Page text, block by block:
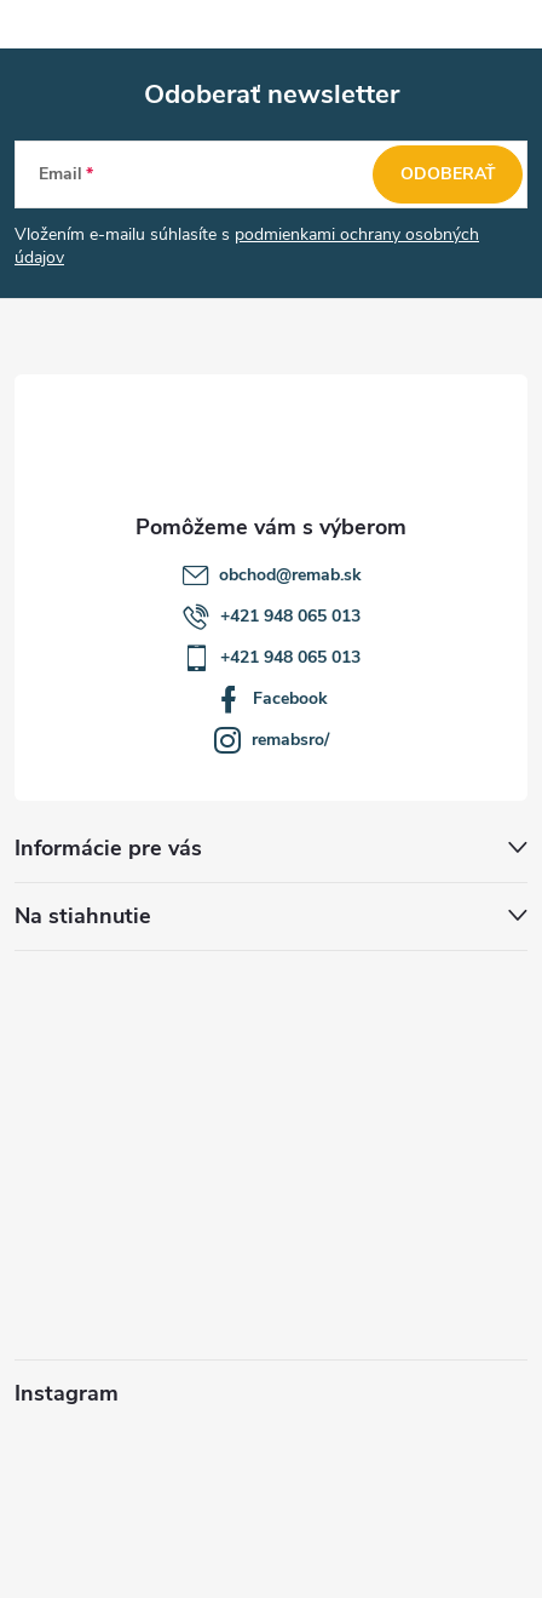
Z
á
p
Odoberať newsletter
Email
Vložením e-mailu súhlasíte s podmienkami ochrany osobných
údajov
ODOBERAŤ
Informácie pre vás
Na stiahnutie
Instagram
obchod@remab.sk
+421 948 065 013
+421 948 065 013
Facebook
remabsro/